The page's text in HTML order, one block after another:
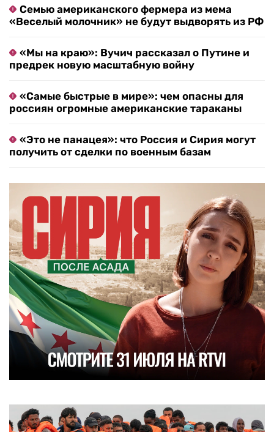
Семью американского фермера из мема
«Веселый молочник» не будут выдворять из РФ
«Мы на краю»: Вучич рассказал о Путине и
предрек новую масштабную войну
«Самые быстрые в мире»: чем опасны для
россиян огромные американские тараканы
«Это не панацея»: что Россия и Сирия могут
получить от сделки по военным базам